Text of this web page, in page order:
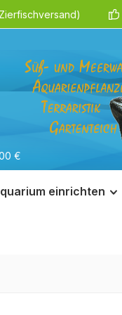
€
einrichten